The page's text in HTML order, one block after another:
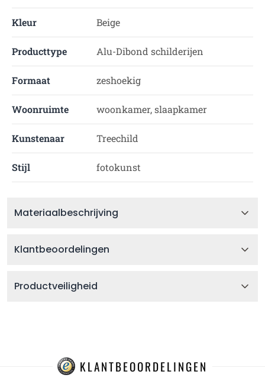
Kleur Beige
Producttype Alu-Dibond schilderijen
Formaat zeshoekig
Woonruimte woonkamer, slaapkamer
Kunstenaar Treechild
Stijl fotokunst
Materiaalbeschrijving
Klantbeoordelingen
Productveiligheid
KLANTBEOORDELINGEN